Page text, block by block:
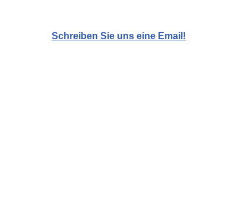
Schreiben Sie uns eine Email!